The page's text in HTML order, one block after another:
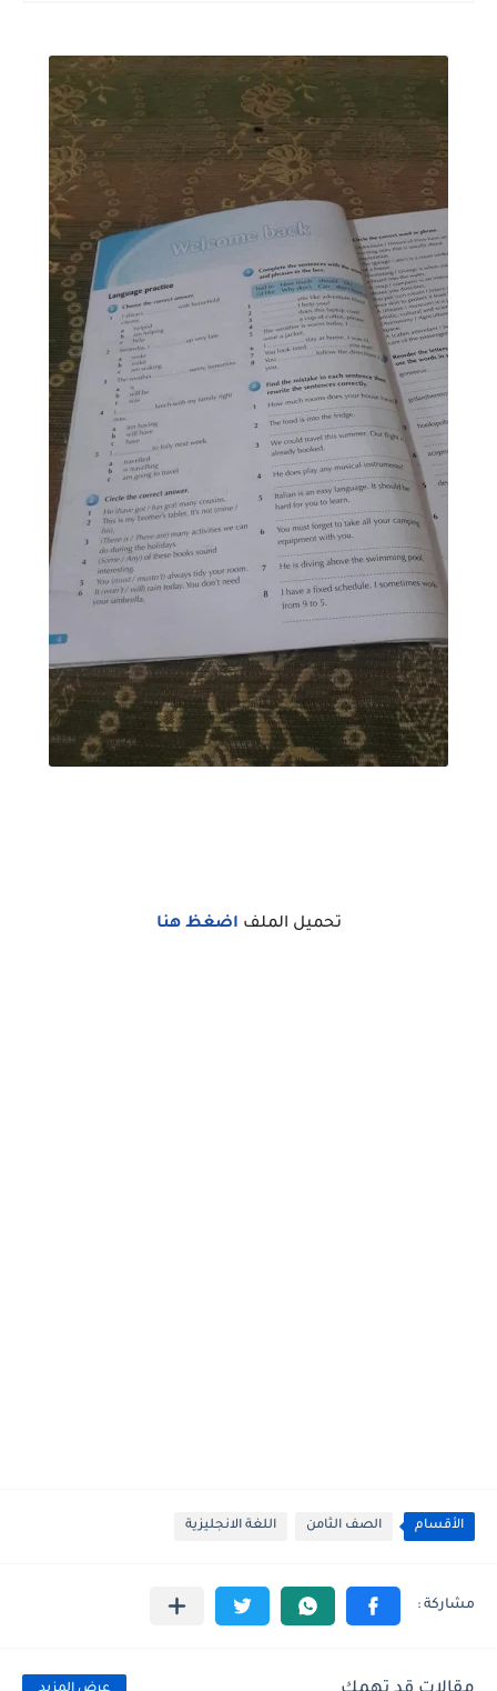
تحميل الملف اضغظ هنا
الأقسام الصف الثامن اللغة الانجليزية